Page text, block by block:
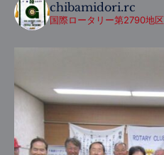
chibamidori.rc
国際ロータリー第2790地区